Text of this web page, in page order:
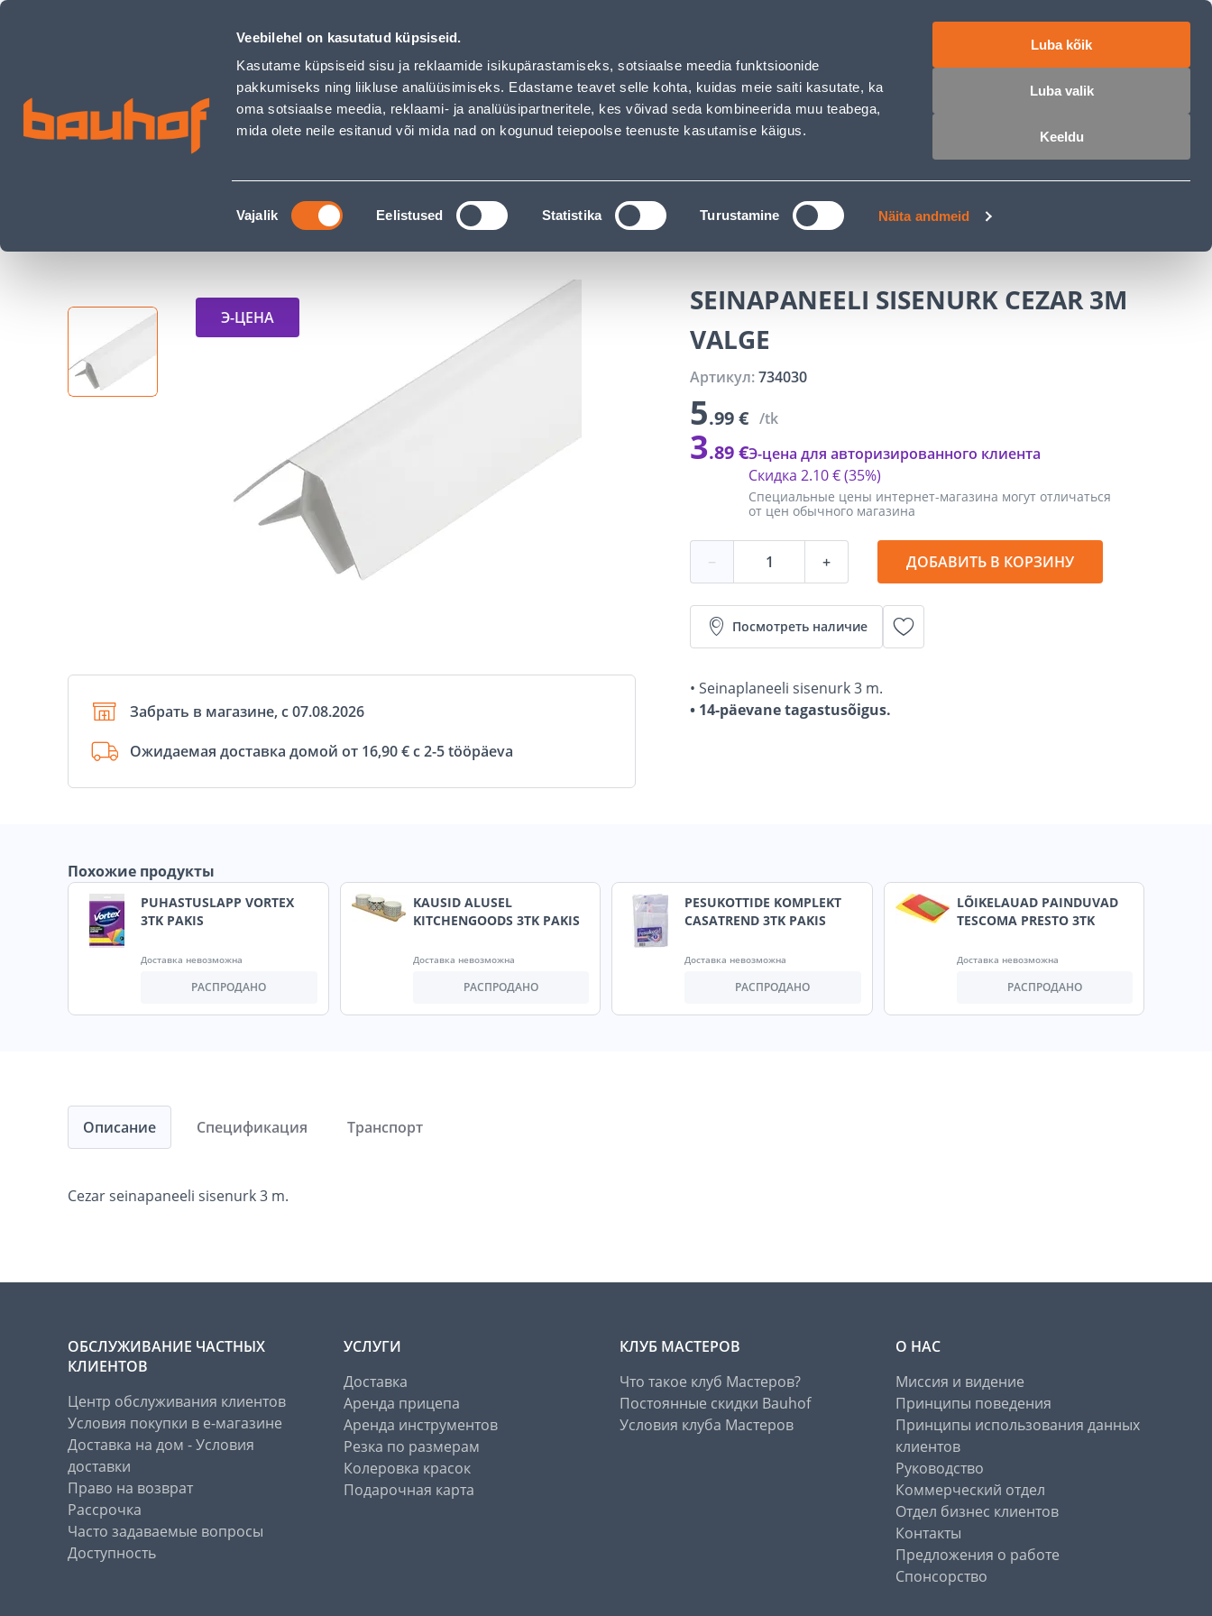
Veebilehel on kasutatud küpsiseid.
Kasutame küpsiseid sisu ja reklaamide isikupärastamiseks, sotsiaalse meedia funktsioonide
pakkumiseks ning liikluse analüüsimiseks. Edastame teavet selle kohta, kuidas meie saiti kasutate, ka
oma sotsiaalse meedia, reklaami- ja analüüsipartneritele, kes võivad seda kombineerida muu teabega,
mida olete neile esitanud või mida nad on kogunud teiepoolse teenuste kasutamise käigus.
Nõusoleku
valik
Vajalik Eelistused Statistika Turustamine Näita andmeid
Luba kõik
Luba valik
Keeldu
SEINAPANEELI SISENURK CEZAR 3M VALGE - Bauhof has loaded ETRUEN
ПОИСК Войти Корзина
ТОВАРЫ КЛУБ МАСТЕРОВ БЛОГИ
Строительный магазин Bauhof Внутренняя отделка Настенные покрытия
Молдинги для стеновых панелей
SEINAPANEELI SISENURK CEZAR 3M VALGE
Э-ЦЕНА
Забрать в магазине, с 07.08.2026
Ожидаемая доставка домой от 16,90 € с 2-5 tööpäeva
SEINAPANEELI SISENURK CEZAR 3M
VALGE
Артикул:734030
5.99 € /tk
3.89 €
Специальные цены интернет-магазина могут отличаться
от цен обычного магазина
Скидка 2.10 €(35%)
Э-цена для авторизированного клиента
− + ДОБАВИТЬ В КОРЗИНУ
Посмотреть наличие
• Seinaplaneeli sisenurk 3 m.
• 14-päevane tagastusõigus.
Похожие продукты
PUHASTUSLAPP VORTEX
3TK PAKIS
Доставка невозможна
РАСПРОДАНО
KAUSID ALUSEL
KITCHENGOODS 3TK PAKIS
Доставка невозможна
РАСПРОДАНО
PESUKOTTIDE KOMPLEKT
CASATREND 3TK PAKIS
Доставка невозможна
РАСПРОДАНО
LÕIKELAUAD PAINDUVAD
TESCOMA PRESTO 3TK
Доставка невозможна
РАСПРОДАНО
Описание
Cezar seinapaneeli sisenurk 3 m.
Спецификация Транспорт
ОБСЛУЖИВАНИЕ ЧАСТНЫХ
КЛИЕНТОВ
Центр обслуживания клиентов
Условия покупки в е-магазине
Доставка на дом - Условия
доставки
Право на возврат
Рассрочка
Часто задаваемые вопросы
Доступность
УСЛУГИ
Доставка
Аренда прицепа
Аренда инструментов
Резка по размерам
Колеровка красок
Подарочная карта
КЛУБ МАСТЕРОВ
Что такое клуб Мастеров?
Постоянные скидки Bauhof
Условия клуба Мастеров
О НАС
Миссия и видение
Принципы поведения
Принципы использования данных
клиентов
Руководство
Коммерческий отдел
Отдел бизнес клиентов
Контакты
Предложения о работе
Спонсорство